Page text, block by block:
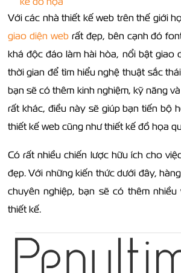
Với các nhà thiết kế web trên thế giới
giao diện webrất đẹp, bên cạnh đó
khá độc đáo làm hài hòa, nổi bật giao
thời gian để tìm hiểu nghệ thuật sắc
bạn sẽ có thêm kinh nghiệm, kỹ năng
rất khác, điều này sẽ giúp bạn tiến bộ
thiết kế web cũng như thiết kế đồ họa
Có rất nhiều chiến lược hữu ích cho
đẹp. Với những kiến thức dưới đây,
chuyên nghiệp, bạn sẽ có thêm
thiết kế.